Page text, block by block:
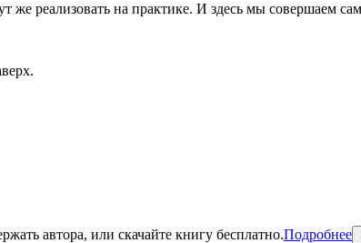
реализовать на практике. И здесь мы совершаем
автора, или скачайте книгу бесплатно.Подробнее